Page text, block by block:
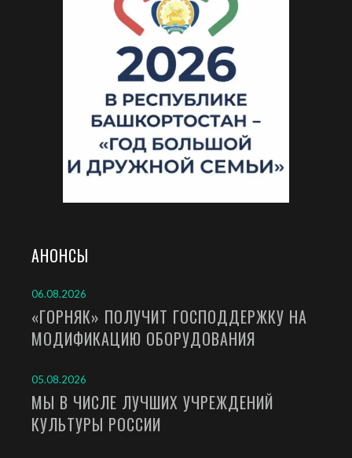
АНОНСЫ
06.08.2026
«ГОРНЯК» ПОЛУЧИТ ГОСПОДДЕРЖКУ НА
МОДИФИКАЦИЮ ОБОРУДОВАНИЯ
05.08.2026
МЫ В ЧИСЛЕ ЛУЧШИХ УЧРЕЖДЕНИЙ
КУЛЬТУРЫ РОССИИ